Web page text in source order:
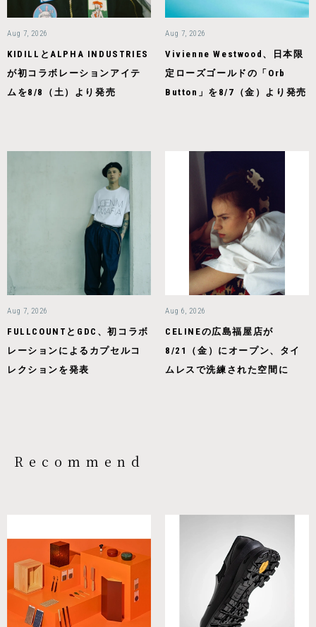
Aug 7, 2026
KIDILLとALPHA INDUSTRIES
が初コラボレーションアイテ
ムを8/8（土）より発売
Aug 7, 2026
Vivienne Westwood、日本限
定ローズゴールドの「Orb
Button」を8/7（金）より発売
Aug 7, 2026
FULLCOUNTとGDC、初コラボ
レーションによるカプセルコ
レクションを発表
Aug 6, 2026
CELINEの広島福屋店が
8/21（金）にオープン、タイ
ムレスで洗練された空間に
Recommend